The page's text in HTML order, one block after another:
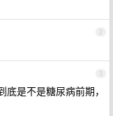
2
3
是不是糖尿病前期，